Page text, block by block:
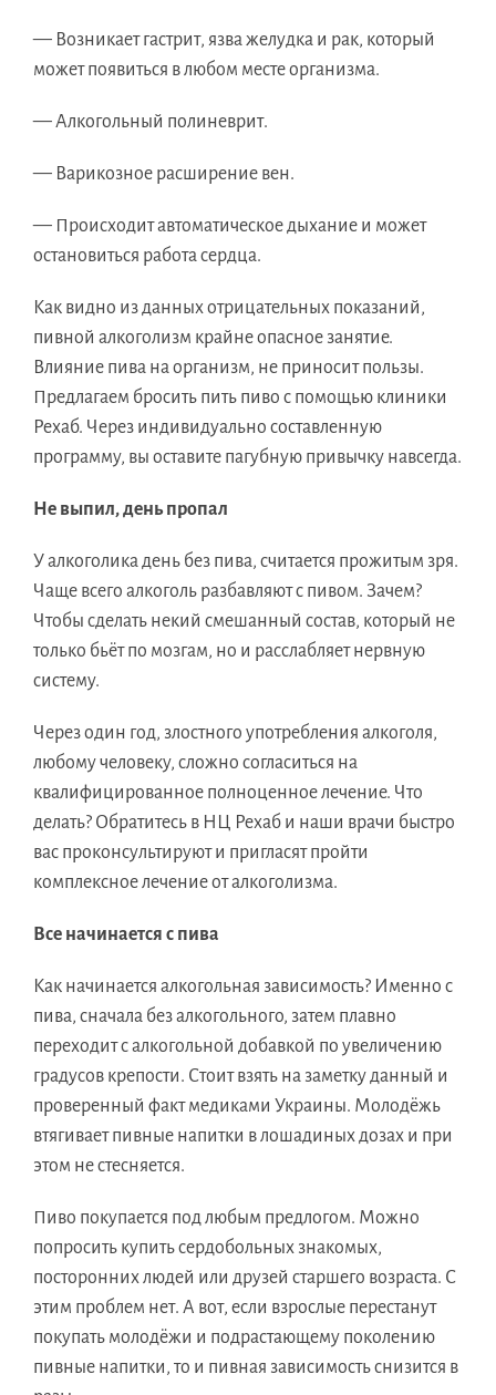
— Возникает гастрит, язва желудка и рак, который
может появиться в любом месте организма.
— Алкогольный полиневрит.
— Варикозное расширение вен.
— Происходит автоматическое дыхание и может
остановиться работа сердца.
Как видно из данных отрицательных показаний,
пивной алкоголизм крайне опасное занятие.
Влияние пива на организм, не приносит пользы.
Предлагаем бросить пить пиво с помощью клиники
Рехаб. Через индивидуально составленную
программу, вы оставите пагубную привычку навсегда.
Не выпил, день пропал
У алкоголика день без пива, считается прожитым зря.
Чаще всего алкоголь разбавляют с пивом. Зачем?
Чтобы сделать некий смешанный состав, который не
только бьёт по мозгам, но и расслабляет нервную
систему.
Через один год, злостного употребления алкоголя,
любому человеку, сложно согласиться на
квалифицированное полноценное лечение. Что
делать? Обратитесь в НЦ Рехаб и наши врачи быстро
вас проконсультируют и пригласят пройти
комплексное лечение от алкоголизма.
Все начинается с пива
Как начинается алкогольная зависимость? Именно с
пива, сначала без алкогольного, затем плавно
переходит с алкогольной добавкой по увеличению
градусов крепости. Стоит взять на заметку данный и
проверенный факт медиками Украины. Молодёжь
втягивает пивные напитки в лошадиных дозах и при
этом не стесняется.
Пиво покупается под любым предлогом. Можно
попросить купить сердобольных знакомых,
посторонних людей или друзей старшего возраста. С
этим проблем нет. А вот, если взрослые перестанут
покупать молодёжи и подрастающему поколению
пивные напитки, то и пивная зависимость снизится в